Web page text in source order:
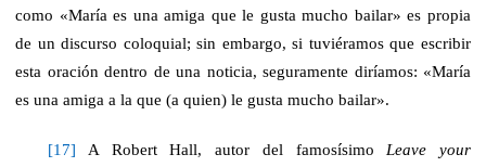
como «María es una amiga que le gusta mucho bailar» es propia
de un discurso coloquial; sin embargo, si tuviéramos que escribir
esta oración dentro de una noticia, seguramente diríamos: «María
es una amiga a la que (a quien) le gusta mucho bailar».
[17] A Robert Hall, autor del famosísimo Leave your